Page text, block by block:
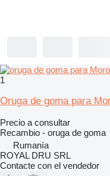
1
Oruga de goma para
Precio a consultar
Recambio - oruga de goma
Rumanía
ROYAL DRU SRL
Contacte con el vendedor